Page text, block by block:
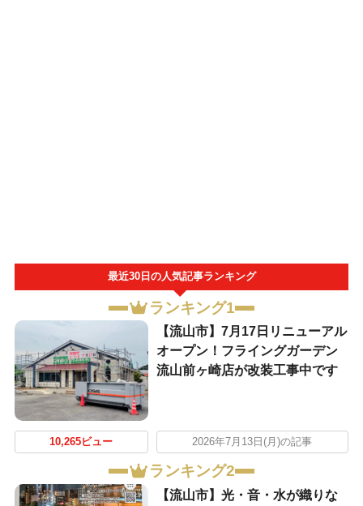
最近30日の人気記事ランキング
ランキング1
【流山市】7月17日リニューアル
オープン！フライングガーデン
流山前ヶ崎店が改装工事中です
10,265ビュー 2026年7月13日(月)の記事
ランキング2
【流山市】光・音・水が織りな